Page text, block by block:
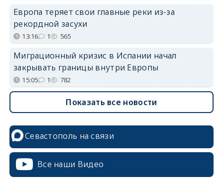
Европа теряет свои главные реки из-за
рекордной засухи
13:16 1 565
Миграционный кризис в Испании начал
закрывать границы внутри Европы
15:05 1 782
Показать все новости
Севастополь на связи
Все наши Видео